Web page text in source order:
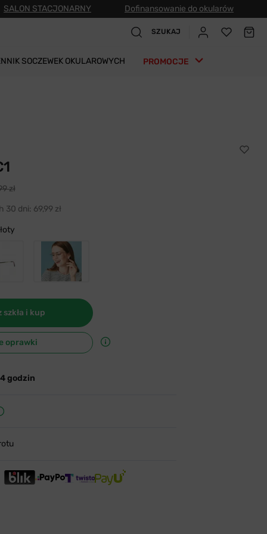
SALON STACJONARNY Dofinansowanie do okularów
SZUKAJ
SOCZEWEK OKULAROWYCH PROMOCJE
zł
30 dni: 69,99 zł
i kup
oprawki
godzin